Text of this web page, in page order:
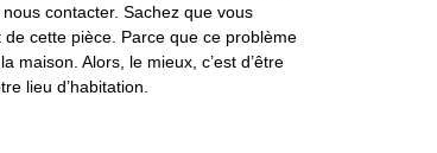
contacter. Sachez que vous
cette pièce. Parce que ce problème
maison. Alors, le mieux, c’est d’être
lieu d’habitation.